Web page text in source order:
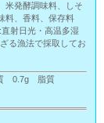
米発酵調味料、しそ
料、香料、保存料
射日光・高温多湿
る漁法で採取してお
質 0.7g 脂質